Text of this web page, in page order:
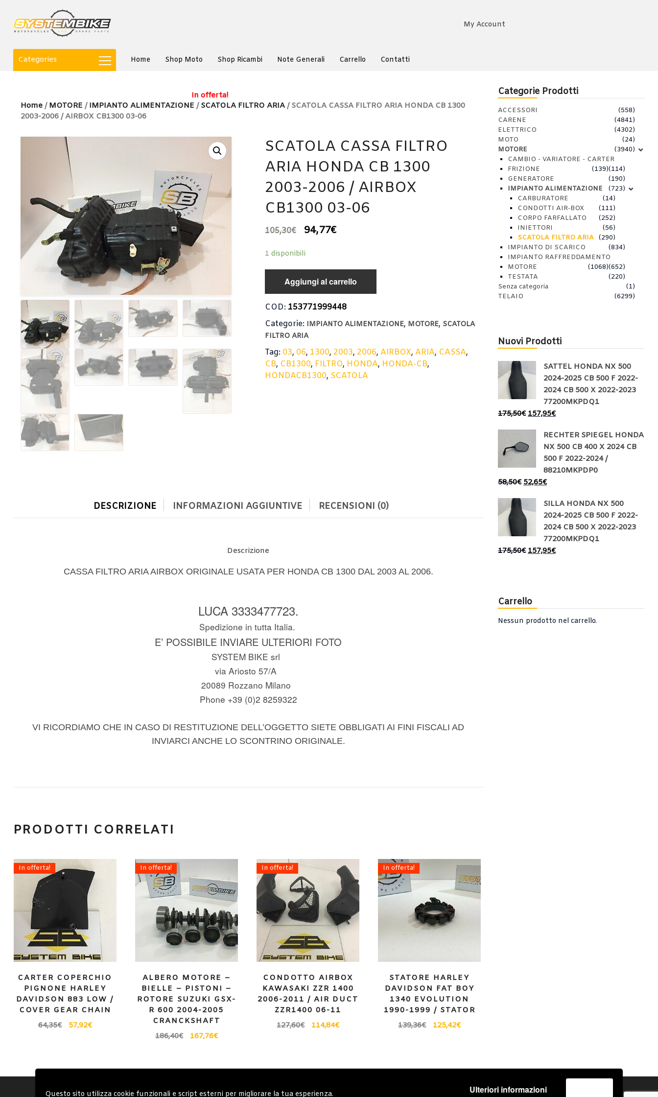
Questo sito utilizza cookie funzionali e script esterni per migliorare la tua esperienza. Ulteriori informazioni
My Account
Categories Home Shop Moto Shop Ricambi Note Generali Carrello Contatti
Home / MOTORE / IMPIANTO ALIMENTAZIONE / SCATOLA FILTRO ARIA / SCATOLA CASSA FILTRO ARIA HONDA CB 1300
2003-2006 / AIRBOX CB1300 03-06
In offerta!
SCATOLA CASSA FILTRO
ARIA HONDA CB 1300
2003-2006 / AIRBOX
CB1300 03-06
105,30€ 94,77€
1 disponibili
Aggiungi al carrello
COD: 153771999448
Categorie: IMPIANTO ALIMENTAZIONE, MOTORE, SCATOLA
FILTRO ARIA
Tag: 03, 06, 1300, 2003, 2006,AIRBOX,ARIA, CASSA,
CB, CB1300, FILTRO, HONDA, HONDA-CB,
HONDACB1300, SCATOLA
DESCRIZIONE INFORMAZIONI AGGIUNTIVE RECENSIONI (0)
Descrizione
CASSA FILTRO ARIA AIRBOX ORIGINALE USATA PER HONDA CB 1300 DAL 2003 AL 2006.
LUCA 3333477723.
Spedizione in tutta Italia.
E’ POSSIBILE INVIARE ULTERIORI FOTO
SYSTEM BIKE srl
via Ariosto 57/A
20089 Rozzano Milano
Phone +39 (0)2 8259322
VI RICORDIAMO CHE IN CASO DI RESTITUZIONE DELL’OGGETTO SIETE OBBLIGATI AI FINI FISCALI AD
INVIARCI ANCHE LO SCONTRINO ORIGINALE.
PRODOTTI CORRELATI
In offerta!
CARTER COPERCHIO
PIGNONE HARLEY
DAVIDSON 883 LOW /
COVER GEAR CHAIN
64,35€ 57,92€
In offerta!
ALBERO MOTORE –
BIELLE – PISTONI –
ROTORE SUZUKI GSX-
R 600 2004-2005
CRANCKSHAFT
186,40€ 167,76€
In offerta!
CONDOTTO AIRBOX
KAWASAKI ZZR 1400
2006-2011 / AIR DUCT
ZZR1400 06-11
127,60€ 114,84€
In offerta!
STATORE HARLEY
DAVIDSON FAT BOY
1340 EVOLUTION
1990-1999 / STATOR
139,36€ 125,42€
Categorie Prodotti
ACCESSORI
(558)
CARENE
(4841)
ELETTRICO
(4302)
MOTO
(24)
MOTORE
(3940)
CAMBIO - VARIATORE - CARTER
(114)
FRIZIONE
(139)
GENERATORE
(190)
IMPIANTO ALIMENTAZIONE
(723)
CARBURATORE
(14)
CONDOTTI AIR-BOX
(111)
CORPO FARFALLATO
(252)
INIETTORI
(56)
SCATOLA FILTRO ARIA (290)
IMPIANTO DI SCARICO
(834)
IMPIANTO RAFFREDDAMENTO
(652)
MOTORE
(1068)
TESTATA
(220)
Senza categoria
(1)
TELAIO
(6299)
Nuovi Prodotti
SATTEL HONDA NX 500
2024-2025 CB 500 F 2022-
2024 CB 500 X 2022-2023
77200MKPDQ1
175,50€ 157,95€
RECHTER SPIEGEL HONDA
NX 500 CB 400 X 2024 CB
500 F 2022-2024 /
88210MKPDP0
58,50€ 52,65€
SILLA HONDA NX 500
2024-2025 CB 500 F 2022-
2024 CB 500 X 2022-2023
77200MKPDQ1
175,50€ 157,95€
Carrello
Nessun prodotto nel carrello.
Account Condizioni Generali Note generali Spedizione e Consegna